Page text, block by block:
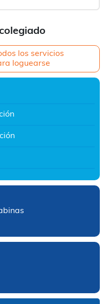
los servicios
loguearse